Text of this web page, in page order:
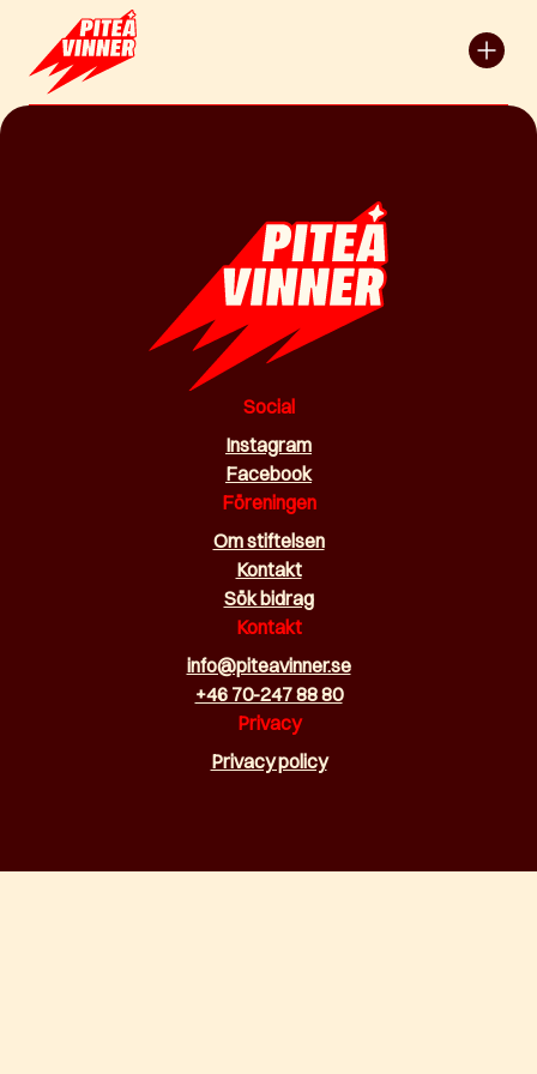
Social
Instagram
Facebook
Föreningen
Om stiftelsen
Kontakt
Sök bidrag
Kontakt
info@piteavinner.se
+46 70-247 88 80
Privacy
Privacy policy